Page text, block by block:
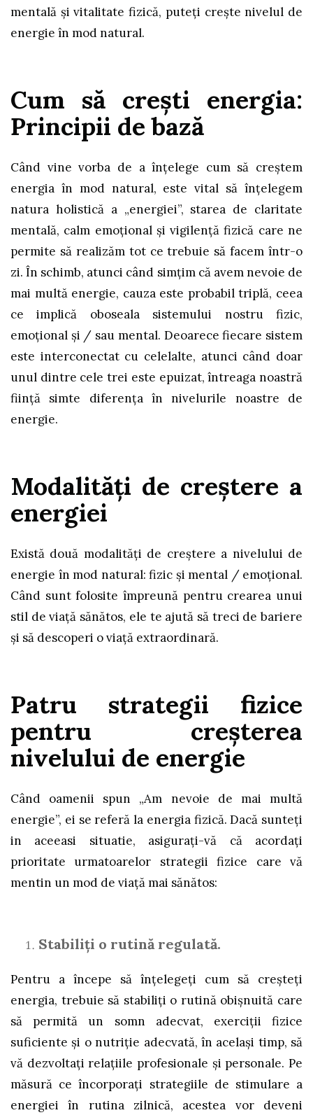
mentală și vitalitate fizică, puteți crește nivelul de
energie în mod natural.
Cum să crești energia:
Principii de bază
Când vine vorba de a înțelege cum să creștem
energia în mod natural, este vital să înțelegem
natura holistică a „energiei”, starea de claritate
mentală, calm emoțional și vigilență fizică care ne
permite să realizăm tot ce trebuie să facem într-o
zi. În schimb, atunci când simțim că avem nevoie de
mai multă energie, cauza este probabil triplă, ceea
ce implică oboseala sistemului nostru fizic,
emoțional și / sau mental. Deoarece fiecare sistem
este interconectat cu celelalte, atunci când doar
unul dintre cele trei este epuizat, întreaga noastră
ființă simte diferența în nivelurile noastre de
energie.
Modalități de creștere a
energiei
Există două modalități de creștere a nivelului de
energie în mod natural: fizic și mental / emoțional.
Când sunt folosite împreună pentru crearea unui
stil de viață sănătos, ele te ajută să treci de bariere
și să descoperi o viață extraordinară.
Patru strategii fizice
pentru creșterea
nivelului de energie
Când oamenii spun „Am nevoie de mai multă
energie”, ei se referă la energia fizică. Dacă sunteți
in aceeasi situatie, asigurați-vă că acordați
prioritate urmatoarelor strategii fizice care vă
mentin un mod de viață mai sănătos:
Stabiliți o rutină regulată.
Pentru a începe să înțelegeți cum să creșteți
energia, trebuie să stabiliți o rutină obișnuită care
să permită un somn adecvat, exerciții fizice
suficiente și o nutriție adecvată, în același timp, să
vă dezvoltați relațiile profesionale și personale. Pe
măsură ce încorporați strategiile de stimulare a
energiei în rutina zilnică, acestea vor deveni